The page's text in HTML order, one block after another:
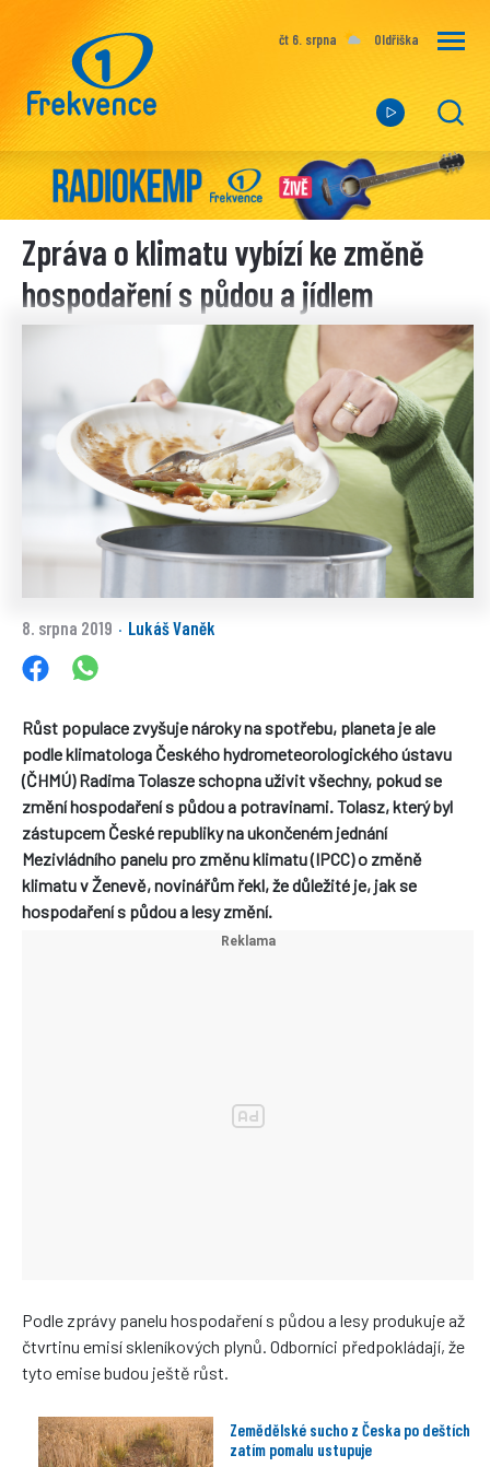
čt 6. srpna Oldřiška
Zpráva o klimatu vybízí ke změně
hospodaření s půdou a jídlem
8. srpna 2019 · Lukáš Vaněk
Růst populace zvyšuje nároky na spotřebu, planeta je ale
podle klimatologa Českého hydrometeorologického ústavu
(ČHMÚ) Radima Tolasze schopna uživit všechny, pokud se
změní hospodaření s půdou a potravinami. Tolasz, který byl
zástupcem České republiky na ukončeném jednání
Mezivládního panelu pro změnu klimatu (IPCC) o změně
klimatu v Ženevě, novinářům řekl, že důležité je, jak se
hospodaření s půdou a lesy změní.
Podle zprávy panelu hospodaření s půdou a lesy produkuje až
čtvrtinu emisí skleníkových plynů. Odborníci předpokládají, že
tyto emise budou ještě růst.
Zemědělské sucho z Česka po deštích
zatím pomalu ustupuje